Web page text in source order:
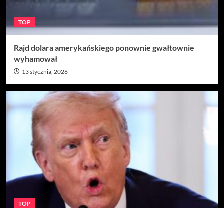
TOP
Rajd dolara amerykańskiego ponownie gwałtownie
wyhamował
13 stycznia, 2026
TOP